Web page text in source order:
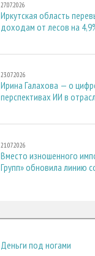
27.07.2026
Иркутская область
доходам от лесов на
23.07.2026
Ирина Галахова — о
перспективах ИИ в
21.07.2026
Вместо изношенного
Групп» обновила линию
Деньги под ногами